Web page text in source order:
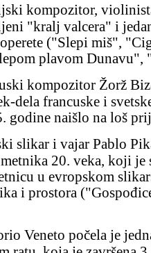
"kralj valcera" i
("Slepi miš",
plavom Dunavu",
dela francuske i
godine naišlo na loš
20. veka, koji je
u evropskom
i prostora